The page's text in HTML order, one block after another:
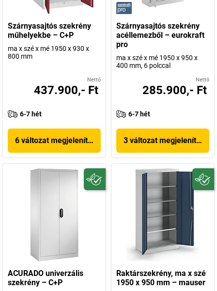
Szárnyasajtós szekrény
műhelyekbe – C+P
ma x szé x mé 1950 x 930 x
800 mm
Nettó
437.900,- Ft
6-7 hét
6 változat megjelenítése
Szárnyasajtós szekrény
acéllemezből – eurokraft
pro
ma x szé x mé 1950 x 950 x
400 mm, 6 polccal
Nettó
285.900,- Ft
6-7 hét
3 változat megjelenítése
ACURADO univerzális
szekrény – C+P
Raktárszekrény, ma x szé
1950 x 950 mm – mauser